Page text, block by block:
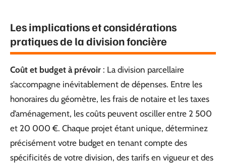
Les implications et considérations
pratiques de la division foncière
Coût et budget à prévoir : La division parcellaire
s’accompagne inévitablement de dépenses. Entre les
honoraires du géomètre, les frais de notaire et les taxes
d’aménagement, les coûts peuvent osciller entre 2 500
et 20 000 €. Chaque projet étant unique, déterminez
précisément votre budget en tenant compte des
spécificités de votre division, des tarifs en vigueur et des